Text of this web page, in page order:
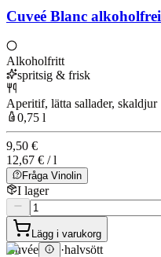
Cuveé Blanc alkoholfrei
Alkoholfritt
spritsig & frisk
Aperitif, lätta sallader, skaldjur
0,75 l
9,50 €
12,67 € / l
Fråga Vinolin
I lager
Lägg i varukorg
Cuvée ·halvsött